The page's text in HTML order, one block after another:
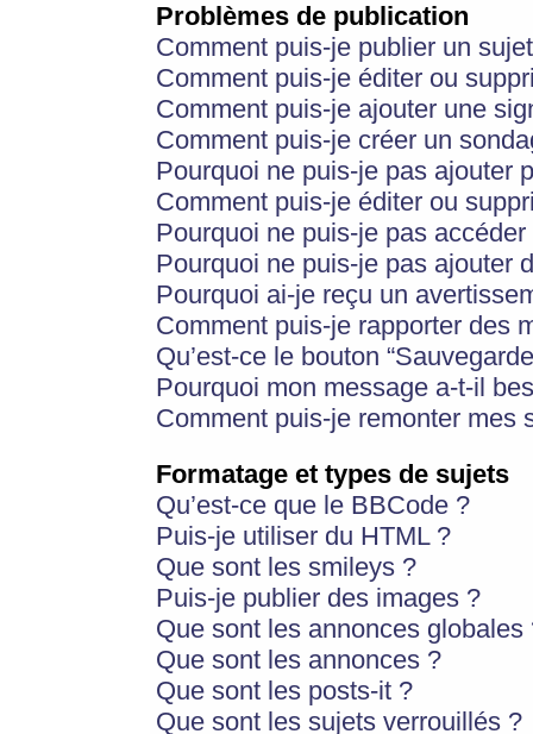
Problèmes de publication
Comment puis-je publier un
Comment puis-je éditer ou
Comment puis-je ajouter une
Comment puis-je créer un
Pourquoi ne puis-je pas ajouter
Comment puis-je éditer ou
Pourquoi ne puis-je pas
Pourquoi ne puis-je pas ajouter
Pourquoi ai-je reçu un
Comment puis-je rapporter des
Qu’est-ce le bouton
Pourquoi mon message a-t-il
Comment puis-je remonter mes
Formatage et types de sujets
Qu’est-ce que le BBCode ?
Puis-je utiliser du HTML ?
Que sont les smileys ?
Puis-je publier des images ?
Que sont les annonces globales
Que sont les annonces ?
Que sont les posts-it ?
Que sont les sujets verrouillés ?